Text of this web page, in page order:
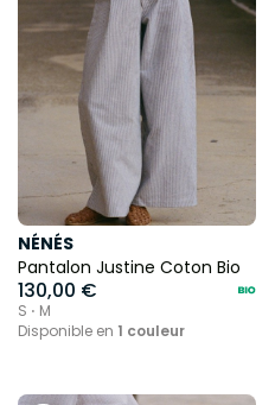
NÉNÉS
Pantalon Justine Coton Bio
130,00 €
S ⋅ M
Disponible en 1 couleur